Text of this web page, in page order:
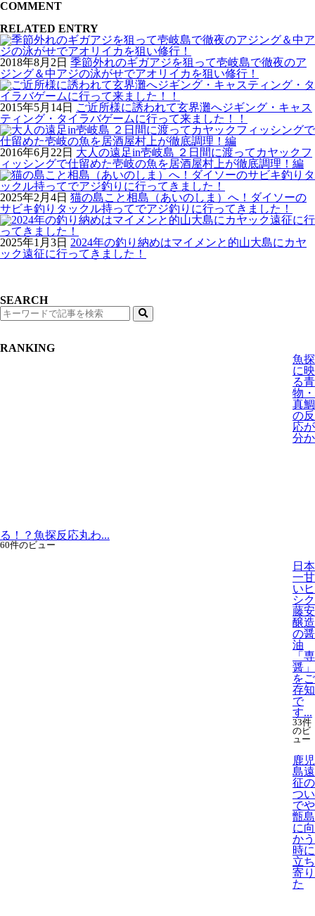
COMMENT
RELATED ENTRY
2018年8月2日 季節外れのギガアジを狙って壱岐島で徹夜のア
ジング＆中アジの泳がせでアオリイカを狙い修行！
2015年5月14日 ご近所様に誘われて玄界灘へジギング・キャス
ティング・タイラバゲームに行って来ました！！
2016年6月22日 大人の遠足in壱岐島 ２日間に渡ってカヤックフ
ィッシングで仕留めた壱岐の魚を居酒屋村上が徹底調理！編
2025年2月4日 猫の島こと相島（あいのしま）へ！ダイソーの
サビキ釣りタックル持ってでアジ釣りに行ってきました！
2025年1月3日 2024年の釣り納めはマイメンと的山大島にカヤ
ック遠征に行ってきました！
SEARCH
検
索
RANKING
魚探
に映
る青
物・
真鯛
の反
応が
分か
る！？魚探反応丸わ...
60件のビュー
日本
一甘
いヒ
シク
藤安
醸造
の醤
油
「専
醤」
をご
存知
で
す...
33件
のビ
ュー
鹿児
島遠
征の
つい
でや
甑島
に向
かう
時に
立ち
寄り
た